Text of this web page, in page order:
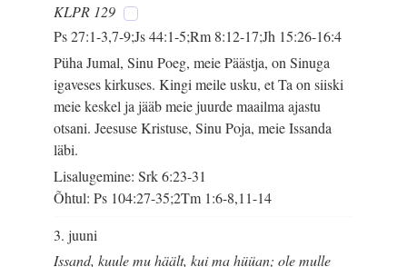
KLPR 129
Ps 27:1-3,7-9;Js 44:1-5;Rm 8:12-17;Jh 15:26-16:4
Püha Jumal, Sinu Poeg, meie Päästja, on Sinuga
igaveses kirkuses. Kingi meile usku, et Ta on siiski
meie keskel ja jääb meie juurde maailma ajastu
otsani. Jeesuse Kristuse, Sinu Poja, meie Issanda
läbi.
Lisalugemine: Srk 6:23-31
Õhtul: Ps 104:27-35;2Tm 1:6-8,11-14
3. juuni
Issand, kuule mu häält, kui ma hüüan; ole mulle